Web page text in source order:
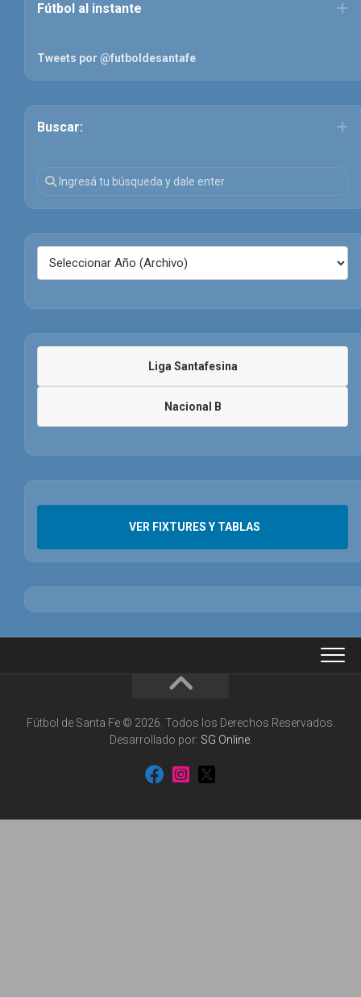
Fútbol al instante
Tweets por @futboldesantafe
Buscar:
Liga Santafesina
Nacional B
VER FIXTURES Y TABLAS
Fútbol de Santa Fe © 2026. Todos los Derechos Reservados.
Desarrollado por: SG Online.